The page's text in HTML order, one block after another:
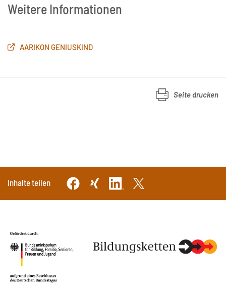
Weitere Informationen
AARIKON GENIUSKIND
Seite drucken
Inhalte teilen